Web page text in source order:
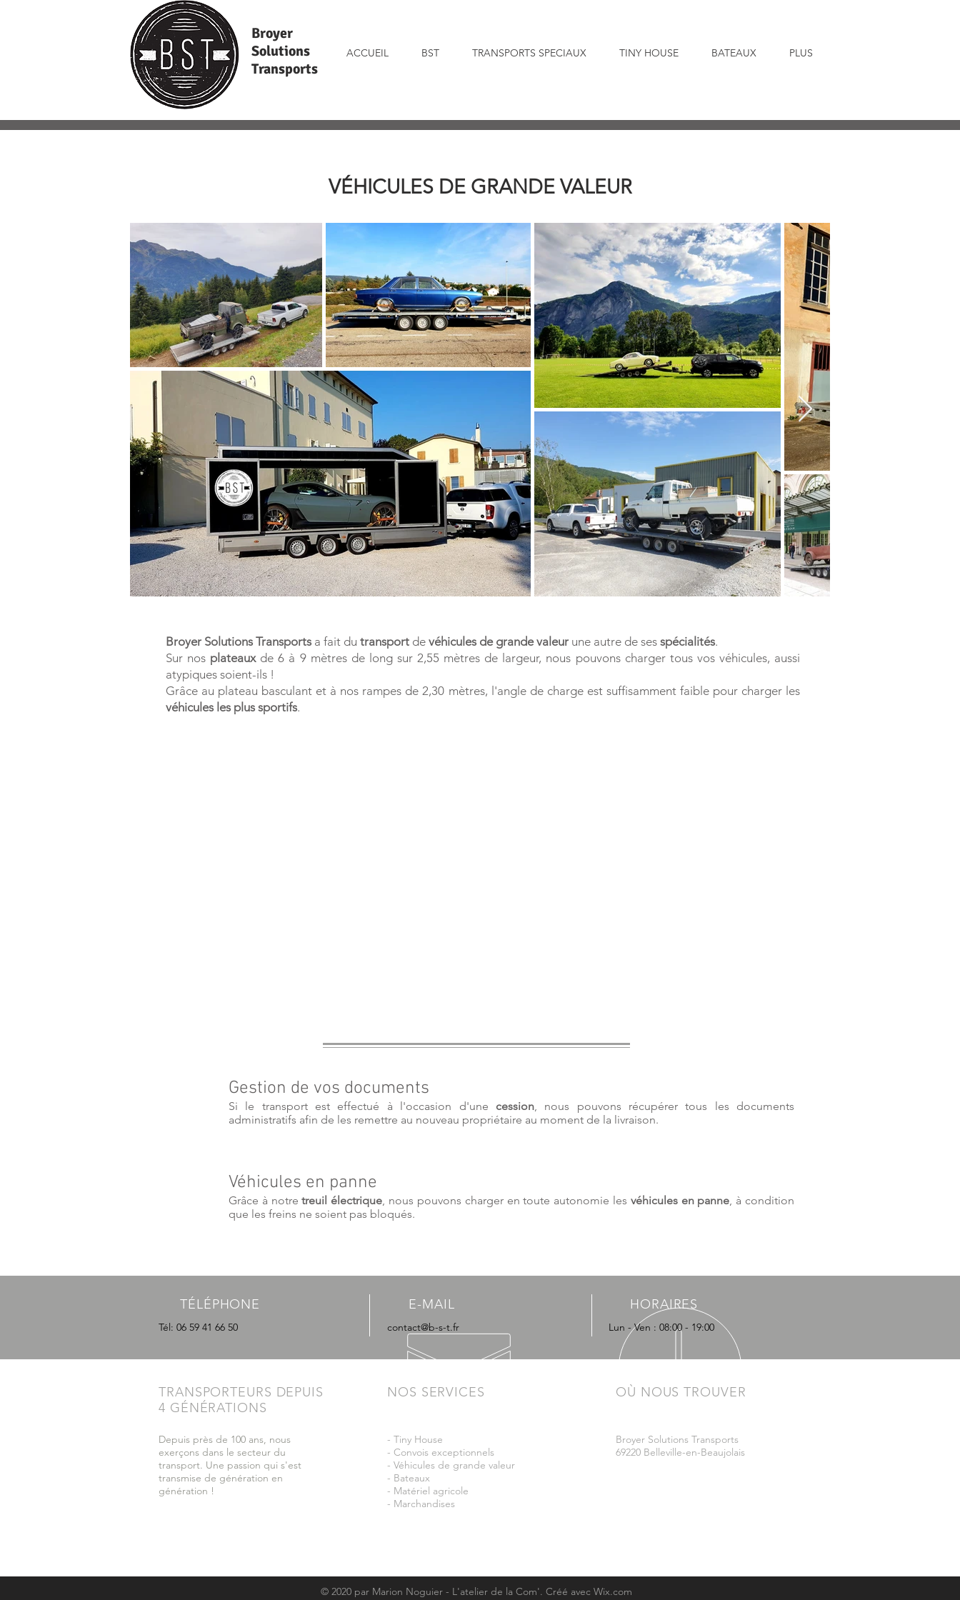
Broyer
Solutions
Transports
ACCUEIL BST TRANSPORTS SPECIAUX TINY HOUSE BATEAUX PLUS
VÉHICULES DE GRANDE VALEUR
Broyer Solutions Transports a fait du transport de véhicules de grande valeur une autre de ses spécialités.
Sur nos plateauxde 6 à 9 mètres de long sur 2,55 mètres de largeur, nous pouvons charger tous vos véhicules, aussi
atypiques soient-ils !
Grâce au plateau basculant et à nos rampes de 2,30 mètres, l'angle de charge est suffisamment faible pour charger les
véhicules les plus sportifs.
Gestion de vos documents
Si le transport est effectué à l'occasion d'une cession, nous pouvons récupérer tous les documents
administratifs afin de les remettre au nouveau propriétaire au moment de la livraison.
Véhicules en panne
Grâce à notretreuil électrique, nous pouvons charger en toute autonomie les véhicules en panne, à condition
que les freins ne soient pas bloqués.
TÉLÉPHONE
Tél: 06 59 41 66 50
E-MAIL
contact@b-s-t.fr
HORAIRES
Lun - Ven : 08:00 - 19:00
TRANSPORTEURS DEPUIS
4 GÉNÉRATIONS
Depuis près de 100 ans, nous
exerçons dans le secteur du
transport. Une passion qui s'est
transmise de génération en
génération !
NOS SERVICES
- Tiny House
- Convois exceptionnels
- Véhicules de grande valeur
- Bateaux
- Matériel agricole
- Marchandises
OÙ NOUS TROUVER
Broyer Solutions Transports
69220 Belleville-en-Beaujolais
© 2020 par Marion Noguier - L'atelier de la Com'. Créé avec Wix.com